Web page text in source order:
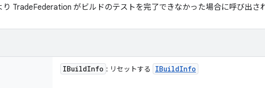
り TradeFederation がビルドのテストを完了できなかった場合に呼び出さ
IBuildInfo : リセットする IBuildInfo